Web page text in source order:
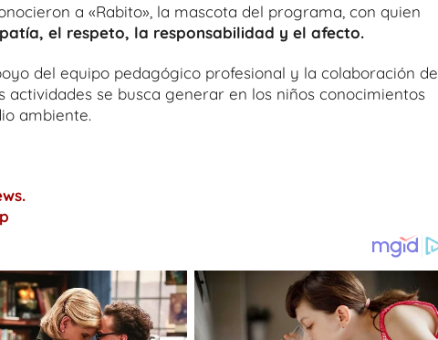
a «Rabito», la mascota del programa, con quien
el respeto, la responsabilidad y el afecto.
del equipo pedagógico profesional y la colaboración de
actividades se busca generar en los niños conocimientos
ambiente.